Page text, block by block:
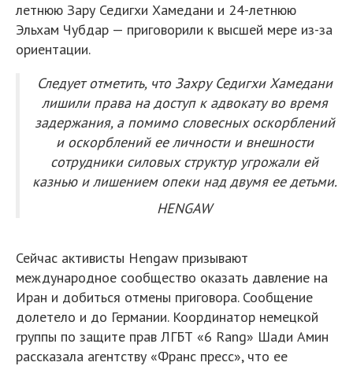
летнюю Зару Седигхи Хамедани и 24-летнюю
Эльхам Чубдар — приговорили к высшей мере из-за
ориентации.
Следует отметить, что Захру Седигхи Хамедани
лишили права на доступ к адвокату во время
задержания, а помимо словесных оскорблений
и оскорблений ее личности и внешности
сотрудники силовых структур угрожали ей
казнью и лишением опеки над двумя ее детьми.
HENGAW
Сейчас активисты Hengaw призывают
международное сообщество оказать давление на
Иран и добиться отмены приговора. Сообщение
долетело и до Германии. Координатор немецкой
группы по защите прав ЛГБТ «6 Rang» Шади Амин
рассказала агентству «Франс пресс», что ее